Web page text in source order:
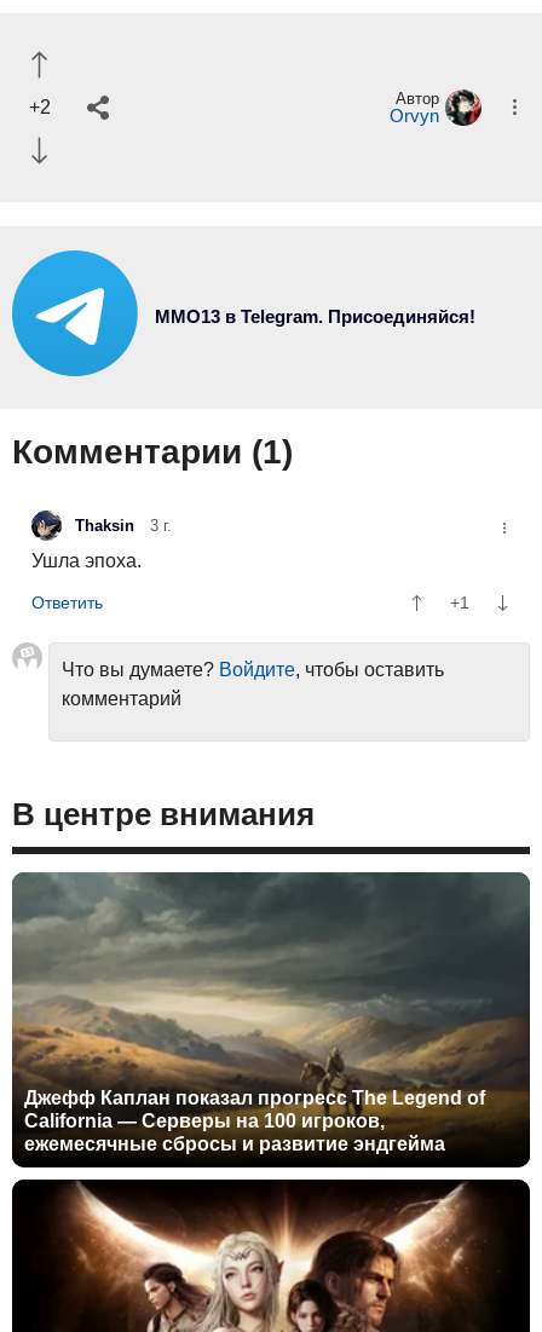
+2 Автор
Orvyn
MMO13 в Telegram. Присоединяйся!
Комментарии (1)
Thaksin 3 г.
Ушла эпоха.
+1
Что вы думаете? Войдите, чтобы оставить
комментарий
В центре внимания
Джефф Каплан показал прогресс The Legend of
California — Серверы на 100 игроков,
ежемесячные сбросы и развитие эндгейма